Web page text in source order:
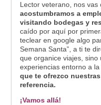
Lector veterano, nos vas
acostumbramos a
visitando bodegas y
caído por aquí por
teclear en google algo
Semana Santa”, a ti te
que organice viajes,
experiencias entorno a
que te ofrezco
referencia.
¡Vamos allá!